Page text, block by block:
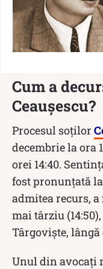
Cum a
Ceauşescu?
Procesul soților
decembrie la ora
orei 14:40.
fost pronunțată
admitea recurs,
mai târziu
Târgoviște,
Unul din avocați